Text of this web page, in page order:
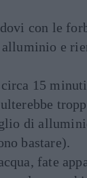
con le
e
15
di
bastare).
fate